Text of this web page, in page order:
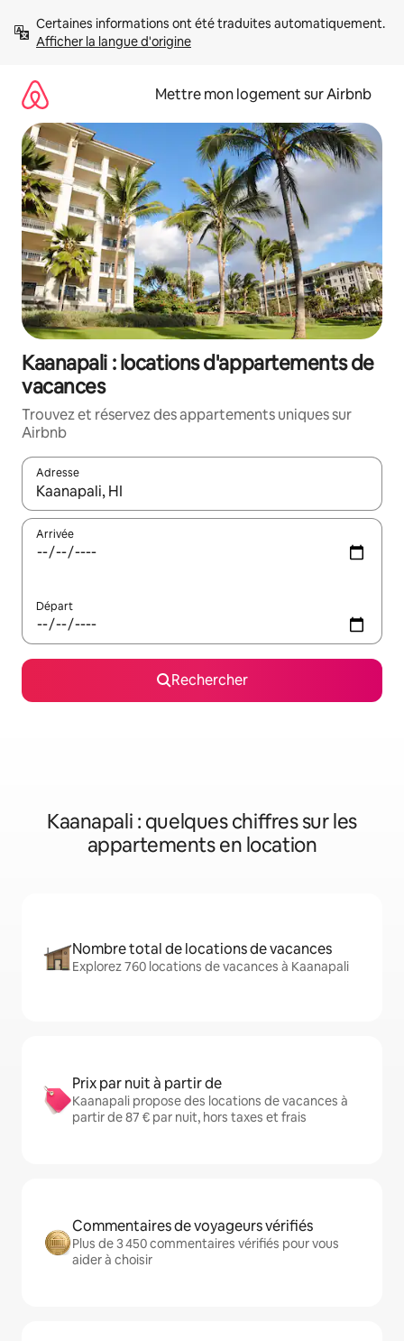
directement
Afficher la langue d'origine
Mettre mon logement sur Airbnb
Kaanapali : locations d'appartements de
vacances
Trouvez et réservez des appartements uniques sur
Airbnb
Adresse
Lorsque les résultats s'affichent, utilisez les flèches vers le
Arrivée
Départ
Rechercher
Kaanapali : quelques chiffres sur les
appartements en location
Nombre total de locations de vacances
Explorez 760 locations de vacances à Kaanapali
Prix par nuit à partir de
Kaanapali propose des locations de vacances à
partir de 87 € par nuit, hors taxes et frais
Commentaires de voyageurs vérifiés
Plus de 3 450 commentaires vérifiés pour vous
aider à choisir